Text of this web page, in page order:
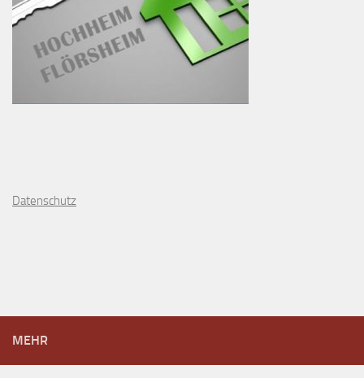
Datenschutz
MEHR